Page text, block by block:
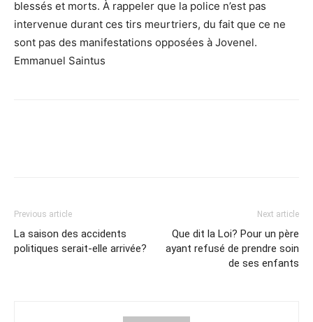
blessés et morts. À rappeler que la police n’est pas
intervenue durant ces tirs meurtriers, du fait que ce ne
sont pas des manifestations opposées à Jovenel.
Emmanuel Saintus
Previous article
La saison des accidents
politiques serait-elle arrivée?
Next article
Que dit la Loi? Pour un père
ayant refusé de prendre soin
de ses enfants